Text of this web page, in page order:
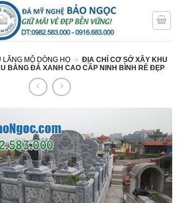
LĂNG MỘ DÒNG HỌ » ĐỊA CHỈ CƠ SỞ XÂY KHU
BẰNG ĐÁ XANH CAO CẤP NINH BÌNH RẺ ĐẸP